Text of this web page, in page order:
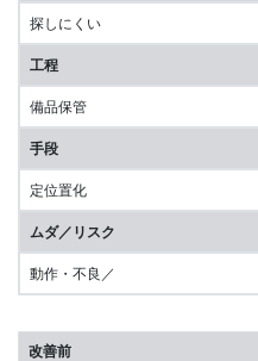
探しにくい
工程
備品保管
手段
定位置化
ムダ／リスク
動作・不良／
改善前